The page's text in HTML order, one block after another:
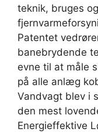
teknik, bruges
Patentet
banebrydende
evne til at måle
på alle anlæg
Vandvagt blev i
den mest
Energieffektive